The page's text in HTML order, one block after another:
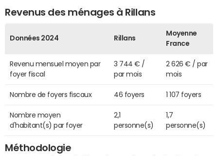
Revenus des ménages à Rillans
Données 2024 Rillans
Moyenne
France
Revenu mensuel moyen par
foyer fiscal
3 744 € /
par mois
2 626 € / par
mois
Nombre de foyers fiscaux 46 foyers 1 107 foyers
Nombre moyen
d'habitant(s) par foyer
2,1
personne(s)
1,7
personne(s)
Méthodologie